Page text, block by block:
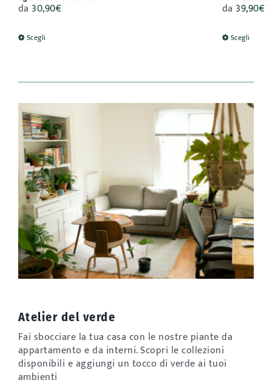
da30,90€
Scegli
da39,90€
Scegli
Atelier del verde
Fai sbocciare la tua casa con le nostre piante da
appartamento e da interni. Scopri le collezioni
disponibili e aggiungi un tocco di verde ai tuoi
ambienti